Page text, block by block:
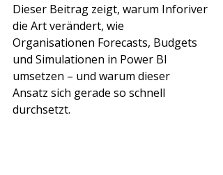
Dieser Beitrag zeigt, warum Inforiver
die Art verändert, wie
Organisationen Forecasts, Budgets
und Simulationen in Power BI
umsetzen – und warum dieser
Ansatz sich gerade so schnell
durchsetzt.